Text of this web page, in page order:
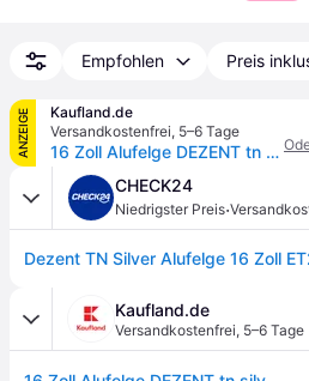
Empfohlen Preis
ANZEIGE
Kaufland.de
Versandkostenfrei, 5–6 Tage
16 Zoll Alufelge DEZENT tn silver 16"x6" 4x108 PCD ET23 65.1mm Felge Silber
CHECK24
Niedrigster Preis·
Kaufland.de
Versandkostenfrei, 5–6 Tage